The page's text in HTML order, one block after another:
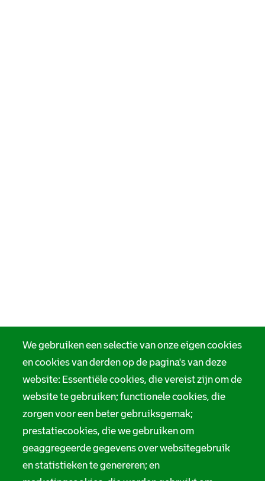
We gebruiken een selectie van onze eigen cookies
en cookies van derden op de pagina's van deze
website: Essentiële cookies, die vereist zijn om de
website te gebruiken; functionele cookies, die
zorgen voor een beter gebruiksgemak;
prestatiecookies, die we gebruiken om
geaggregeerde gegevens over websitegebruik
en statistieken te genereren; en